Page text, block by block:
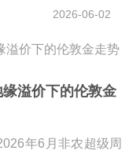
2026-06-02
溢价下的伦敦金
年6月非农超级周